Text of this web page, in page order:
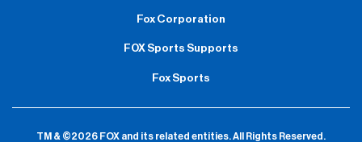
Fox Corporation
FOX Sports Supports
Fox Sports
TM & ©2026 FOX and its related entities.All Rights Reserved.